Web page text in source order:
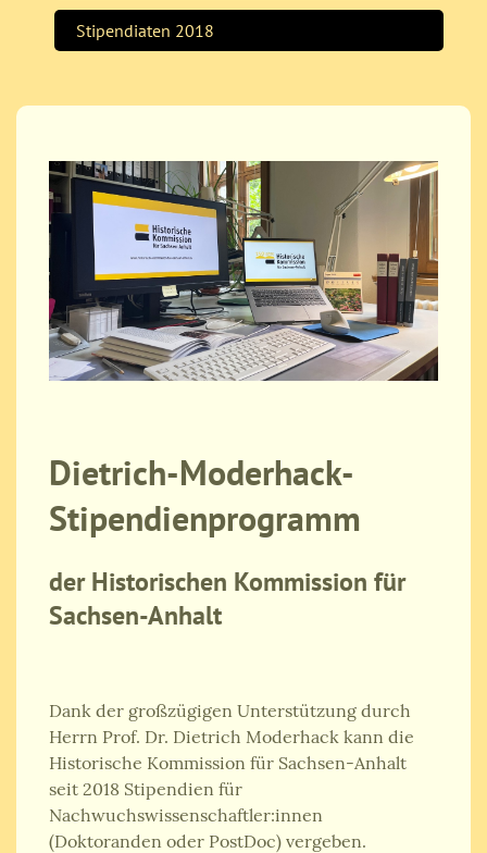
Stipendiaten 2018
Dietrich-Moderhack-
Stipendienprogramm
der Historischen Kommission für
Sachsen-Anhalt
Dank der großzügigen Unterstützung durch
Herrn Prof. Dr. Dietrich Moderhack kann die
Historische Kommission für Sachsen-Anhalt
seit 2018 Stipendien für
Nachwuchswissenschaftler:innen
(Doktoranden oder PostDoc) vergeben.